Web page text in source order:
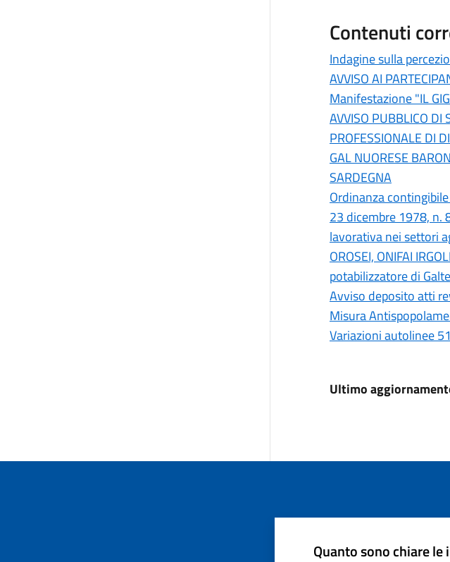
Contenuti
Indagine sulla
AVVISO AI
Manifestazione "IL
AVVISO PUBBLICO DI
PROFESSIONALE DI
GAL NUORESE
SARDEGNA
Ordinanza
23 dicembre 1978, n.
lavorativa nei settori
OROSEI, ONIFAI
potabilizzatore di
Avviso deposito atti
Misura
Variazioni autolinee
Ultimo
Quanto sono chiare